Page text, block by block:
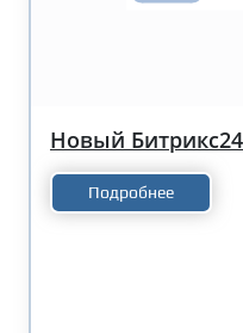
Новый
Подробнее